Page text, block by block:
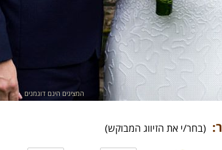
המציגים הינם דוגמנים
(בחר/י את הזיווג המבוקש)